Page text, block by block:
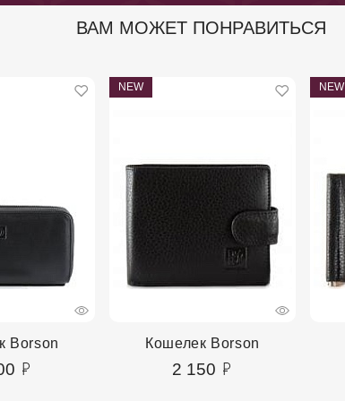
ВАМ МОЖЕТ ПОНРАВИТЬСЯ
Borson
NEW
Кошелек Borson
2 150
NEW